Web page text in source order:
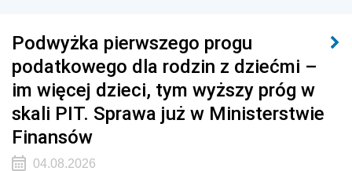
Podwyżka pierwszego progu
podatkowego dla rodzin z dziećmi –
im więcej dzieci, tym wyższy próg w
skali PIT. Sprawa już w Ministerstwie
Finansów
04.08.2026